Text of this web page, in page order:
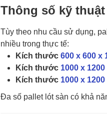
Thông số kỹ
Tùy theo nhu cầu sử dụng,
nhiều trong thực tế:
Kích thước 600 x 600 x
Kích thước 1000 x
Kích thước 1000 x
Đa số pallet lót sàn có khả